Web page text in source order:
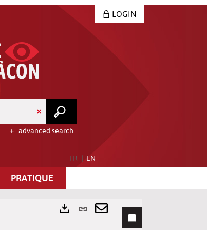
LOGIN
advanced search
FR EN
PRATIQUE
Permanent
Send